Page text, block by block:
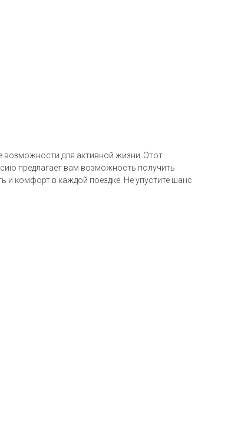
возможности для активной жизни. Этот
предлагает вам возможность получить
и комфорт в каждой поездке. Не упустите шанс